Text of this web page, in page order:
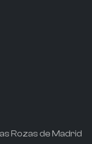
Rozas de Madrid